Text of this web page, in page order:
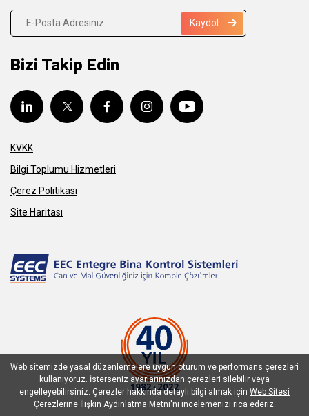
Kaydol
Bizi Takip Edin
KVKK
Bilgi Toplumu Hizmetleri
Çerez Politikası
Site Haritası
Web sitemizde yasal düzenlemelere uygun oturum ve performans çerezleri
kullanıyoruz. İsterseniz ayarlarınızdan çerezleri silebilir veya
engelleyebilirsiniz. Çerezler hakkında detaylı bilgi almak için Web Sitesi
Çerezlerine İlişkin Aydınlatma Metni'ni incelemenizi rica ederiz.